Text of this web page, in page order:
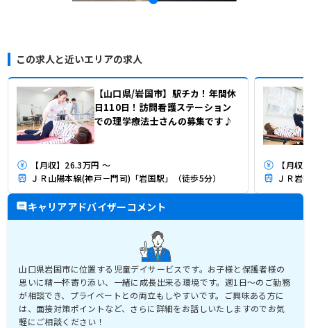
この求人と近いエリアの求人
【山口県/岩国市】駅チカ！年間休
日110日！訪問看護ステーション
での理学療法士さんの募集です♪
【月収】26.3万円 ～
ＪＲ山陽本線(神戸－門司)「岩国駅」（徒歩5分）
【月収
ＪＲ岩
キャリアアドバイザーコメント
山口県岩国市に位置する児童デイサービスです。お子様と保護者様の
思いに精一杯寄り添い、一緒に成長出来る環境です。週1日～のご勤務
が相談でき、プライベートとの両立もしやすいです。ご興味ある方に
は、面接対策ポイントなど、さらに詳細をお話しいたしますのでお気
軽にご相談ください！